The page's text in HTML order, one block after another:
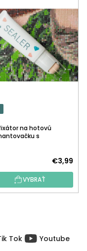
na hotovú
s
€3,99
VYBRAŤ
Tok Youtube